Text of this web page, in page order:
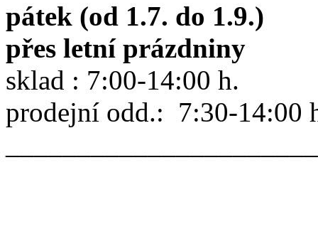
pátek (od 1.7. do 1.9.)
přes letní prázdniny
sklad : 7:00-14:00 h.
prodejní odd.: 7:30-14:00